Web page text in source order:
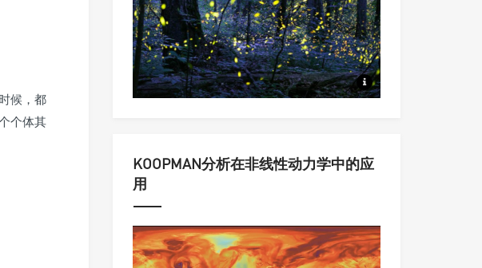
候，都
个体其
从同步到集群，从动力系统到
KOOPMAN分析在非线性动力学中的应
用